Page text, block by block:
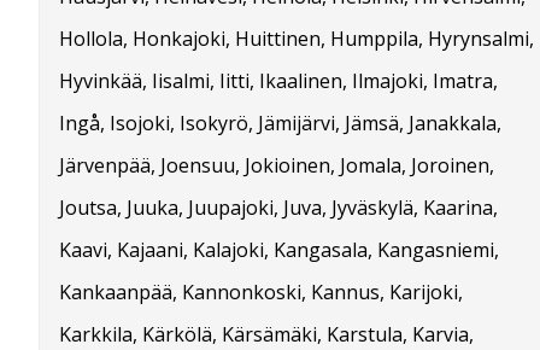
Hollola, Honkajoki, Huittinen, Humppila, Hyrynsalmi,
Hyvinkää, Iisalmi, Iitti, Ikaalinen, Ilmajoki, Imatra,
Ingå, Isojoki, Isokyrö, Jämijärvi, Jämsä, Janakkala,
Järvenpää, Joensuu, Jokioinen, Jomala, Joroinen,
Joutsa, Juuka, Juupajoki, Juva, Jyväskylä, Kaarina,
Kaavi, Kajaani, Kalajoki, Kangasala, Kangasniemi,
Kankaanpää, Kannonkoski, Kannus, Karijoki,
Karkkila, Kärkölä, Kärsämäki, Karstula, Karvia,